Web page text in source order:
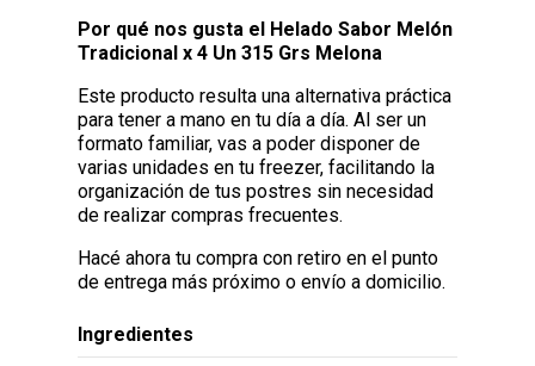
Por qué nos gusta el Helado Sabor Melón
Tradicional x 4 Un 315 Grs Melona
Este producto resulta una alternativa práctica
para tener a mano en tu día a día. Al ser un
formato familiar, vas a poder disponer de
varias unidades en tu freezer, facilitando la
organización de tus postres sin necesidad
de realizar compras frecuentes.
Hacé ahora tu compra con retiro en el punto
de entrega más próximo o envío a domicilio.
Ingredientes